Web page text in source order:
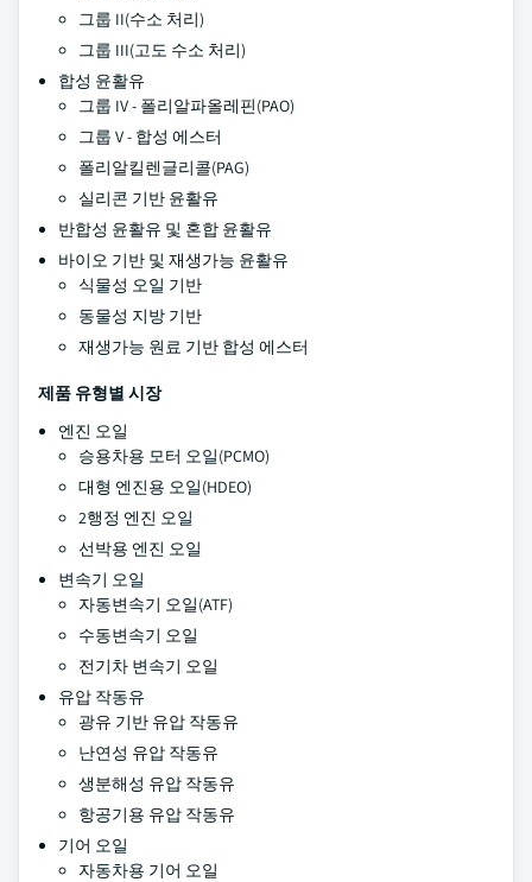
그룹 II(수소 처리)
그룹 III(고도 수소 처리)
합성 윤활유
그룹 IV - 폴리알파올레핀(PAO)
그룹 V - 합성 에스터
폴리알킬렌글리콜(PAG)
실리콘 기반 윤활유
반합성 윤활유 및 혼합 윤활유
바이오 기반 및 재생가능 윤활유
식물성 오일 기반
동물성 지방 기반
재생가능 원료 기반 합성 에스터
제품 유형별 시장
엔진 오일
승용차용 모터 오일(PCMO)
대형 엔진용 오일(HDEO)
2행정 엔진 오일
선박용 엔진 오일
변속기 오일
자동변속기 오일(ATF)
수동변속기 오일
전기차 변속기 오일
유압 작동유
광유 기반 유압 작동유
난연성 유압 작동유
생분해성 유압 작동유
항공기용 유압 작동유
기어 오일
자동차용 기어 오일